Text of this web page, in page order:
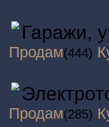
Гаражи,
Продам(444)
Продам(285)